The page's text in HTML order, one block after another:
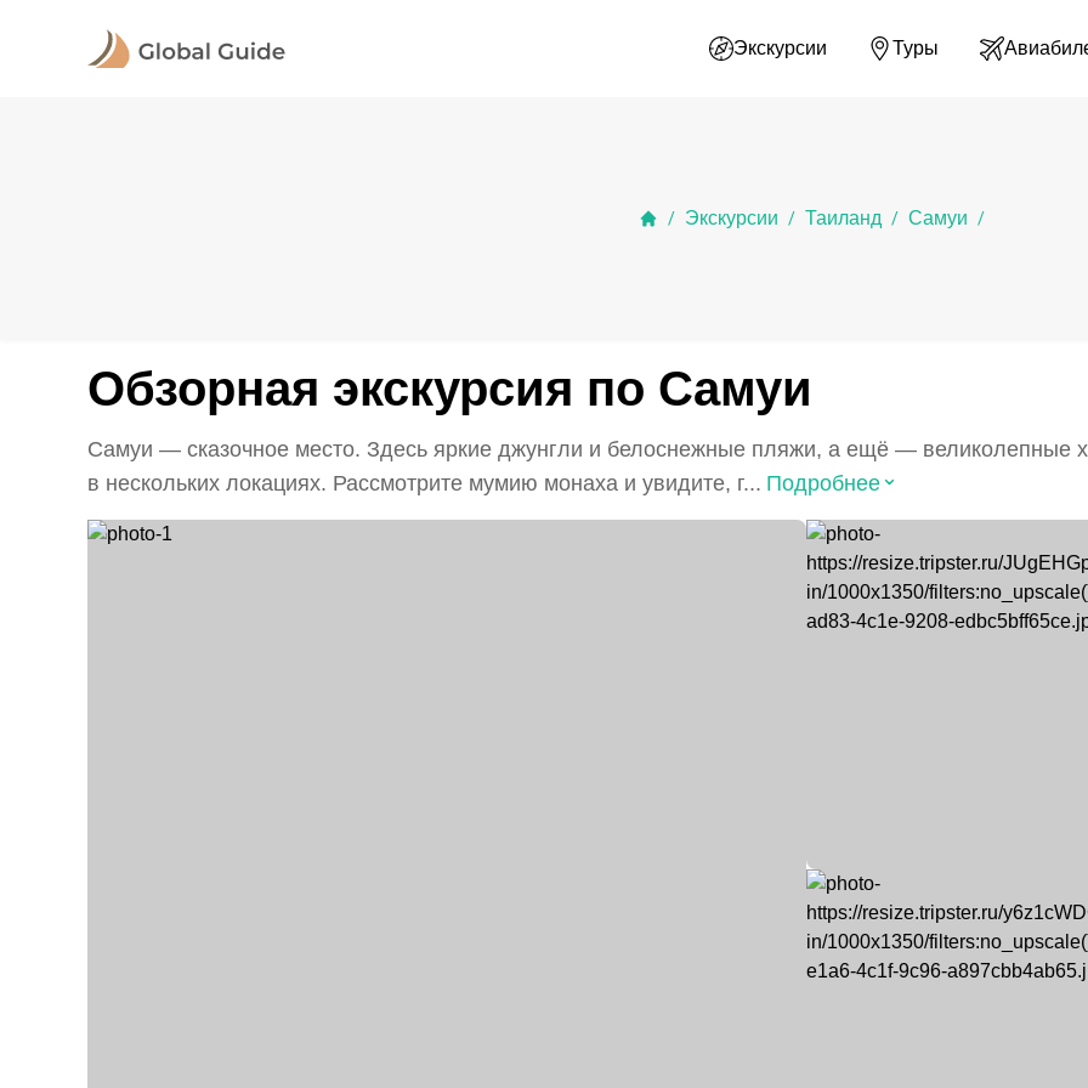
Экскурсии Туры
/ Экскурсии / Таиланд / Самуи /
Обзорная экскурсия по Самуи
Самуи — сказочное место. Здесь яркие джунгли и белоснежные пляжи, а ещё — великолепные
в нескольких локациях. Рассмотрите мумию монаха и увидите, г... Подробнее⌃